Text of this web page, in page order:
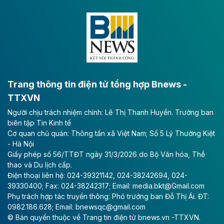
Đông A dài khoảng 25,1 km được kỳ vọng sẽ tạo động
lực phát triển kinh tế - xã hội khu vực phía Nam đồng
Long Thành
Tổng công ty Cảng hàng không Việt Nam - CTCP
(ACV) vừa lập kỷ lục mới về lợi nhuận trong quý
II/2026.
Theo baodautu.vn
Vinaconex lập đỉnh doanh thu
Tổng CTCP Xuất nhập khẩu và Xây dựng Việt Nam
(Vinaconex) đã khép lại nửa đầu năm với doanh thu
thuần gần 7.268 tỷ đồng, tăng 4% so với cùng kỳ và
cũng là mức cao nhất lịch sử hoạt động của doanh
nghiệp.
Trang thông tin điện tử tổng hợp Bnews -
TTXVN
Người chịu trách nhiệm chính: Lê Thị Thanh Huyền. Trưởng ban
biên tập Tin Kinh tế
Cơ quan chủ quản: Thông tấn xã Việt Nam; Số 5 Lý Thường Kiệt
- Hà Nội
Giấy phép số 56/TTĐT ngày 31/3/2026 do Bộ Văn hóa, Thể
thao và Du lịch cấp.
Điện thoại liên hệ: 024-39321142, 024-38242694, 024-
39330400; Fax: 024-38242317; Email: media.bkt@Gmail.com
Phụ trách hợp tác truyền thông: Phó trưởng ban Đỗ Thị Ái. ĐT:
0982.186.628; Email: bnewsqc@gmail.com
© Bản quyền thuộc về Trang tin điện tử bnews.vn -TTXVN.